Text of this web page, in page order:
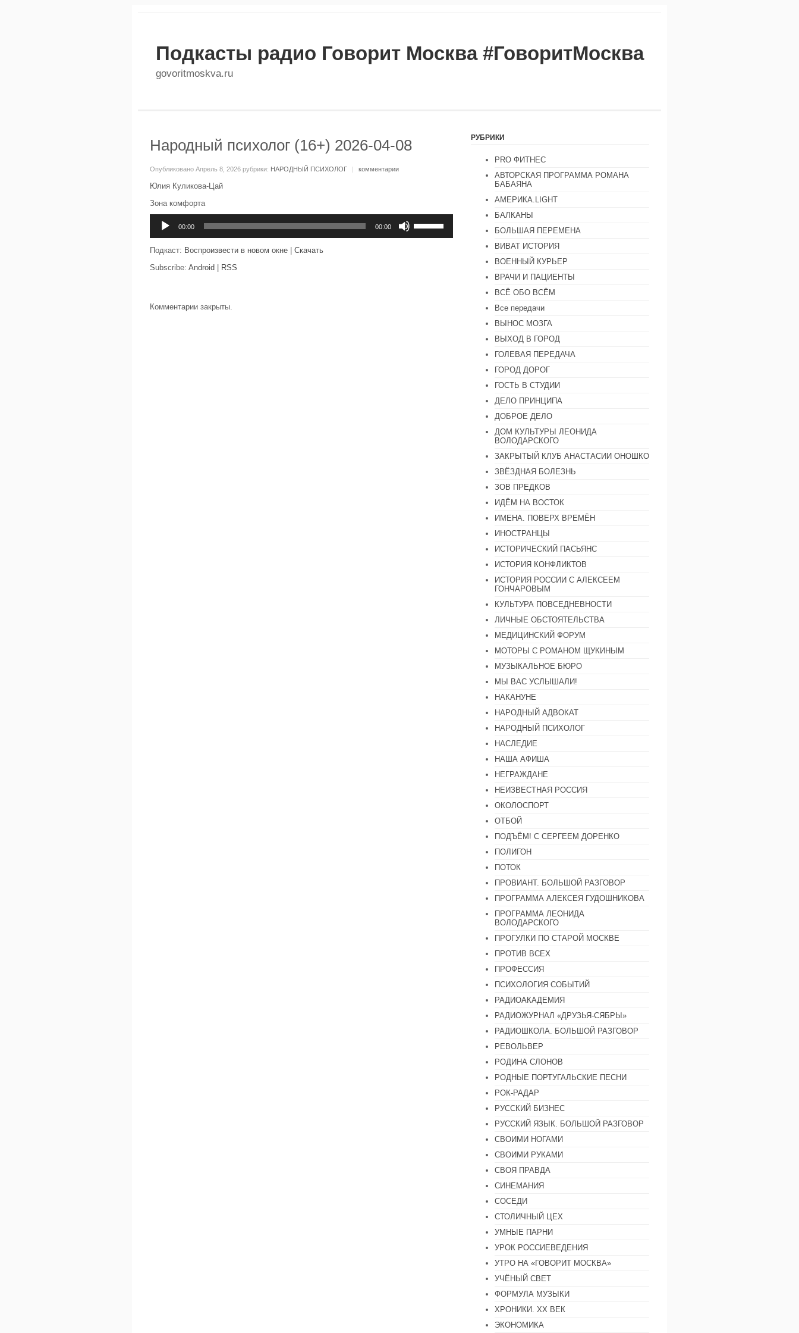
Подкасты радио Говорит Москва #ГоворитМосква
govoritmoskva.ru
Народный психолог (16+) 2026-04-08
Опубликовано Апрель 8, 2026 рубрики: НАРОДНЫЙ ПСИХОЛОГ | комментарии
Юлия Куликова-Цай
Зона комфорта
00:00 00:00
клавиши
Подкаст: Воспроизвести в новом окне
Скачать
Subscribe: Android RSS
Комментарии закрыты.
РУБРИКИ
PRO ФИТНЕС
АВТОРСКАЯ ПРОГРАММА РОМАНА
БАБАЯНА
АМЕРИКА.LIGHT
БАЛКАНЫ
БОЛЬШАЯ ПЕРЕМЕНА
ВИВАТ ИСТОРИЯ
ВОЕННЫЙ КУРЬЕР
ВРАЧИ И ПАЦИЕНТЫ
ВСЁ ОБО ВСЁМ
Все передачи
ВЫНОС МОЗГА
ВЫХОД В ГОРОД
ГОЛЕВАЯ ПЕРЕДАЧА
ГОРОД ДОРОГ
ГОСТЬ В СТУДИИ
ДЕЛО ПРИНЦИПА
ДОБРОЕ ДЕЛО
ДОМ КУЛЬТУРЫ ЛЕОНИДА
ВОЛОДАРСКОГО
ЗАКРЫТЫЙ КЛУБ АНАСТАСИИ ОНОШКО
ЗВЁЗДНАЯ БОЛЕЗНЬ
ЗОВ ПРЕДКОВ
ИДЁМ НА ВОСТОК
ИМЕНА. ПОВЕРХ ВРЕМЁН
ИНОСТРАНЦЫ
ИСТОРИЧЕСКИЙ ПАСЬЯНС
ИСТОРИЯ КОНФЛИКТОВ
ИСТОРИЯ РОССИИ С АЛЕКСЕЕМ
ГОНЧАРОВЫМ
КУЛЬТУРА ПОВСЕДНЕВНОСТИ
ЛИЧНЫЕ ОБСТОЯТЕЛЬСТВА
МЕДИЦИНСКИЙ ФОРУМ
МОТОРЫ С РОМАНОМ ЩУКИНЫМ
МУЗЫКАЛЬНОЕ БЮРО
МЫ ВАС УСЛЫШАЛИ!
НАКАНУНЕ
НАРОДНЫЙ АДВОКАТ
НАРОДНЫЙ ПСИХОЛОГ
НАСЛЕДИЕ
НАША АФИША
НЕГРАЖДАНЕ
НЕИЗВЕСТНАЯ РОССИЯ
ОКОЛОСПОРТ
ОТБОЙ
ПОДЪЁМ! С СЕРГЕЕМ ДОРЕНКО
ПОЛИГОН
ПОТОК
ПРОВИАНТ. БОЛЬШОЙ РАЗГОВОР
ПРОГРАММА АЛЕКСЕЯ ГУДОШНИКОВА
ПРОГРАММА ЛЕОНИДА
ВОЛОДАРСКОГО
ПРОГУЛКИ ПО СТАРОЙ МОСКВЕ
ПРОТИВ ВСЕХ
ПРОФЕССИЯ
ПСИХОЛОГИЯ СОБЫТИЙ
РАДИОАКАДЕМИЯ
РАДИОЖУРНАЛ «ДРУЗЬЯ-СЯБРЫ»
РАДИОШКОЛА. БОЛЬШОЙ РАЗГОВОР
РЕВОЛЬВЕР
РОДИНА СЛОНОВ
РОДНЫЕ ПОРТУГАЛЬСКИЕ ПЕСНИ
РОК-РАДАР
РУССКИЙ БИЗНЕС
РУССКИЙ ЯЗЫК. БОЛЬШОЙ РАЗГОВОР
СВОИМИ НОГАМИ
СВОИМИ РУКАМИ
СВОЯ ПРАВДА
СИНЕМАНИЯ
СОСЕДИ
СТОЛИЧНЫЙ ЦЕХ
УМНЫЕ ПАРНИ
УРОК РОССИЕВЕДЕНИЯ
УТРО НА «ГОВОРИТ МОСКВА»
УЧЁНЫЙ СВЕТ
ФОРМУЛА МУЗЫКИ
ХРОНИКИ. ХХ ВЕК
ЭКОНОМИКА